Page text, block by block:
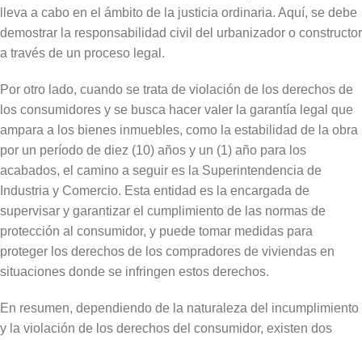
lleva a cabo en el ámbito de la justicia ordinaria. Aquí, se debe
demostrar la responsabilidad civil del urbanizador o constructor
a través de un proceso legal.
Por otro lado, cuando se trata de violación de los derechos de
los consumidores y se busca hacer valer la garantía legal que
ampara a los bienes inmuebles, como la estabilidad de la obra
por un período de diez (10) años y un (1) año para los
acabados, el camino a seguir es la Superintendencia de
Industria y Comercio. Esta entidad es la encargada de
supervisar y garantizar el cumplimiento de las normas de
protección al consumidor, y puede tomar medidas para
proteger los derechos de los compradores de viviendas en
situaciones donde se infringen estos derechos.
En resumen, dependiendo de la naturaleza del incumplimiento
y la violación de los derechos del consumidor, existen dos